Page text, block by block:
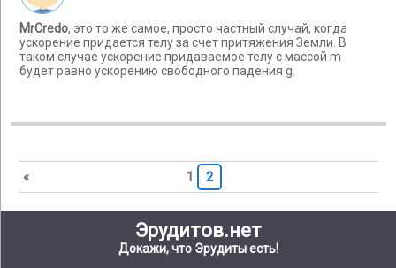
MrCredo, это то же самое, просто частный случай, когда
ускорение придается телу за счет притяжения Земли. В
таком случае ускорение придаваемое телу с массой m
будет равно ускорению свободного падения g.
« 1 2
Эрудитов.нет
Докажи, что Эрудиты есть!